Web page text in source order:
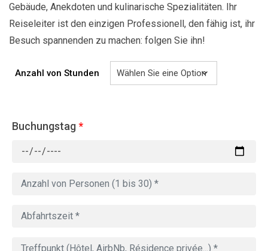
Gebäude, Anekdoten und kulinarische Spezialitäten. Ihr
Reiseleiter ist den einzigen Professionell, den fähig ist, ihr
Besuch spannenden zu machen: folgen Sie ihn!
Anzahl von Stunden
Buchungstag*